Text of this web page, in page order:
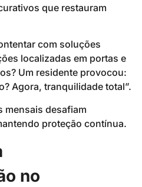
que restauram
com soluções
localizadas em portas e
Um residente provocou:
Agora, tranquilidade total”.
mensais desafiam
proteção contínua.
no